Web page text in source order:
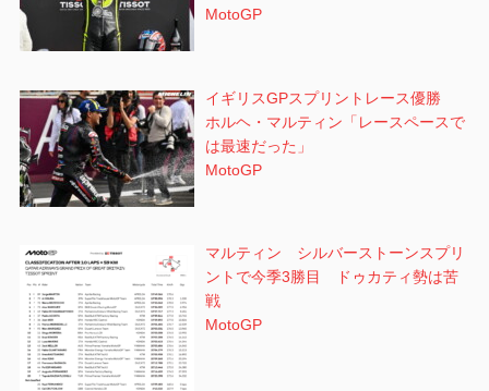
MotoGP
イギリスGPスプリントレース優勝
ホルヘ・マルティン「レースペースで
は最速だった」
MotoGP
マルティン シルバーストーンスプリ
ントで今季3勝目 ドゥカティ勢は苦
戦
MotoGP